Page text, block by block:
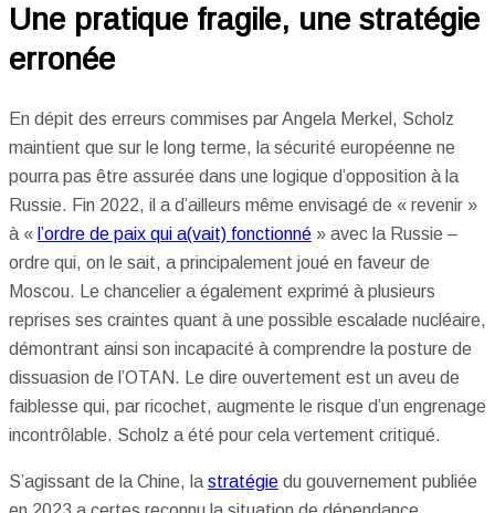
Une pratique fragile, une stratégie
erronée
En dépit des erreurs commises par Angela Merkel, Scholz
maintient que sur le long terme, la sécurité européenne ne
pourra pas être assurée dans une logique d’opposition à la
Russie. Fin 2022, il a d’ailleurs même envisagé de « revenir »
à « l’ordre de paix qui a(vait) fonctionné » avec la Russie –
ordre qui, on le sait, a principalement joué en faveur de
Moscou. Le chancelier a également exprimé à plusieurs
reprises ses craintes quant à une possible escalade nucléaire,
démontrant ainsi son incapacité à comprendre la posture de
dissuasion de l’OTAN. Le dire ouvertement est un aveu de
faiblesse qui, par ricochet, augmente le risque d’un engrenage
incontrôlable. Scholz a été pour cela vertement critiqué.
S’agissant de la Chine, la stratégie du gouvernement publiée